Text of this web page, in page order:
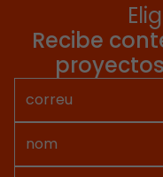
Recibe